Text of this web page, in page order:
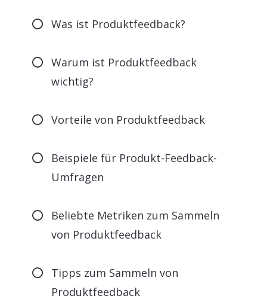
Was ist Produktfeedback?
Warum ist Produktfeedback
wichtig?
Vorteile von Produktfeedback
Beispiele für Produkt-Feedback-
Umfragen
Beliebte Metriken zum Sammeln
von Produktfeedback
Tipps zum Sammeln von
Produktfeedback